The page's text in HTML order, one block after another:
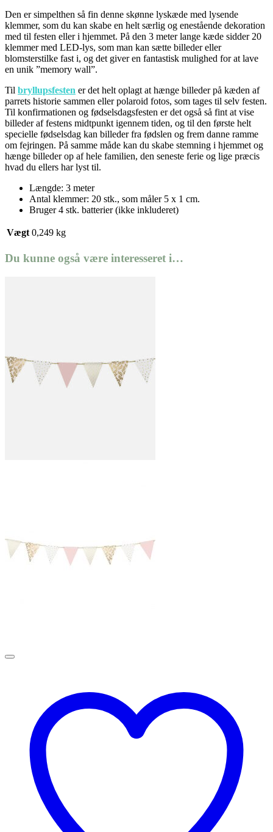
Den er simpelthen så fin denne skønne lyskæde med lysende
klemmer, som du kan skabe en helt særlig og enestående dekoration
med til festen eller i hjemmet. På den 3 meter lange kæde sidder 20
klemmer med LED-lys, som man kan sætte billeder eller
blomsterstilke fast i, og det giver en fantastisk mulighed for at lave
en unik ”memory wall”.
Til bryllupsfesten er det helt oplagt at hænge billeder på kæden af
parrets historie sammen eller polaroid fotos, som tages til selv festen.
Til konfirmationen og fødselsdagsfesten er det også så fint at vise
billeder af festens midtpunkt igennem tiden, og til den første helt
specielle fødselsdag kan billeder fra fødslen og frem danne ramme
om fejringen. På samme måde kan du skabe stemning i hjemmet og
hænge billeder op af hele familien, den seneste ferie og lige præcis
hvad du ellers har lyst til.
Længde: 3 meter
Antal klemmer: 20 stk., som måler 5 x 1 cm.
Bruger 4 stk. batterier (ikke inkluderet)
Vægt 0,249 kg
Du kunne også være interesseret i…